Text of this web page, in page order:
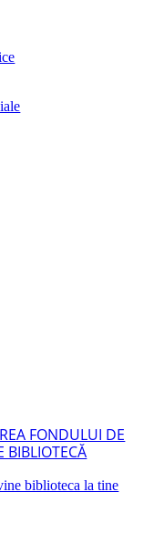
FONDULUI DE
BIBLIOTECĂ
biblioteca la tine